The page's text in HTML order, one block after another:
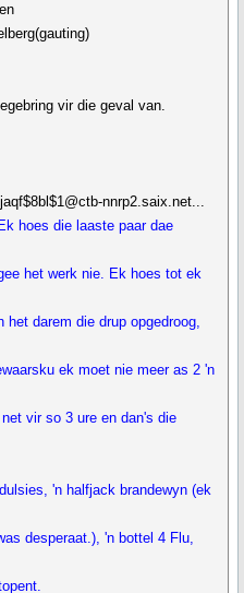
vir die geval van.
nnrp2.saix.net...
hoes die laaste paar dae
het werk nie. Ek hoes tot ek
darem die drup opgedroog,
ek moet nie meer as 2 'n
vir so 3 ure en dan's die
'n halfjack brandewyn (ek
desperaat.), 'n bottel 4 Flu,